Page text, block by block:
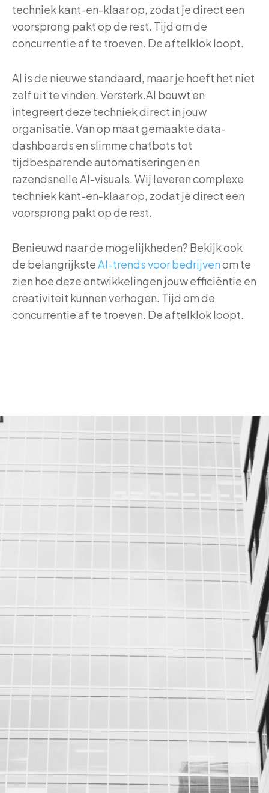
techniek kant-en-klaar op, zodat je direct een
voorsprong pakt op de rest. Tijd om de
concurrentie af te troeven. De aftelklok loopt.
AI is de nieuwe standaard, maar je hoeft het niet
zelf uit te vinden. Versterk.AI bouwt en
integreert deze techniek direct in jouw
organisatie. Van op maat gemaakte data-
dashboards en slimme chatbots tot
tijdbesparende automatiseringen en
razendsnelle AI-visuals. Wij leveren complexe
techniek kant-en-klaar op, zodat je direct een
voorsprong pakt op de rest.
Benieuwd naar de mogelijkheden? Bekijk ook
de belangrijksteAI-trends voor bedrijvenom te
zien hoe deze ontwikkelingen jouw efficiëntie en
creativiteit kunnen verhogen. Tijd om de
concurrentie af te troeven. De aftelklok loopt.